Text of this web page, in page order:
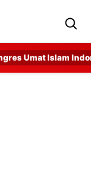
Umat Islam